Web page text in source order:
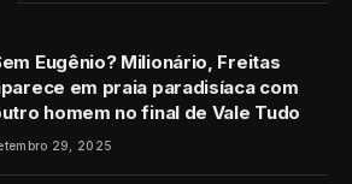
Eugênio? Milionário, Freitas
em praia paradisíaca com
homem no final de Vale Tudo
29, 2025